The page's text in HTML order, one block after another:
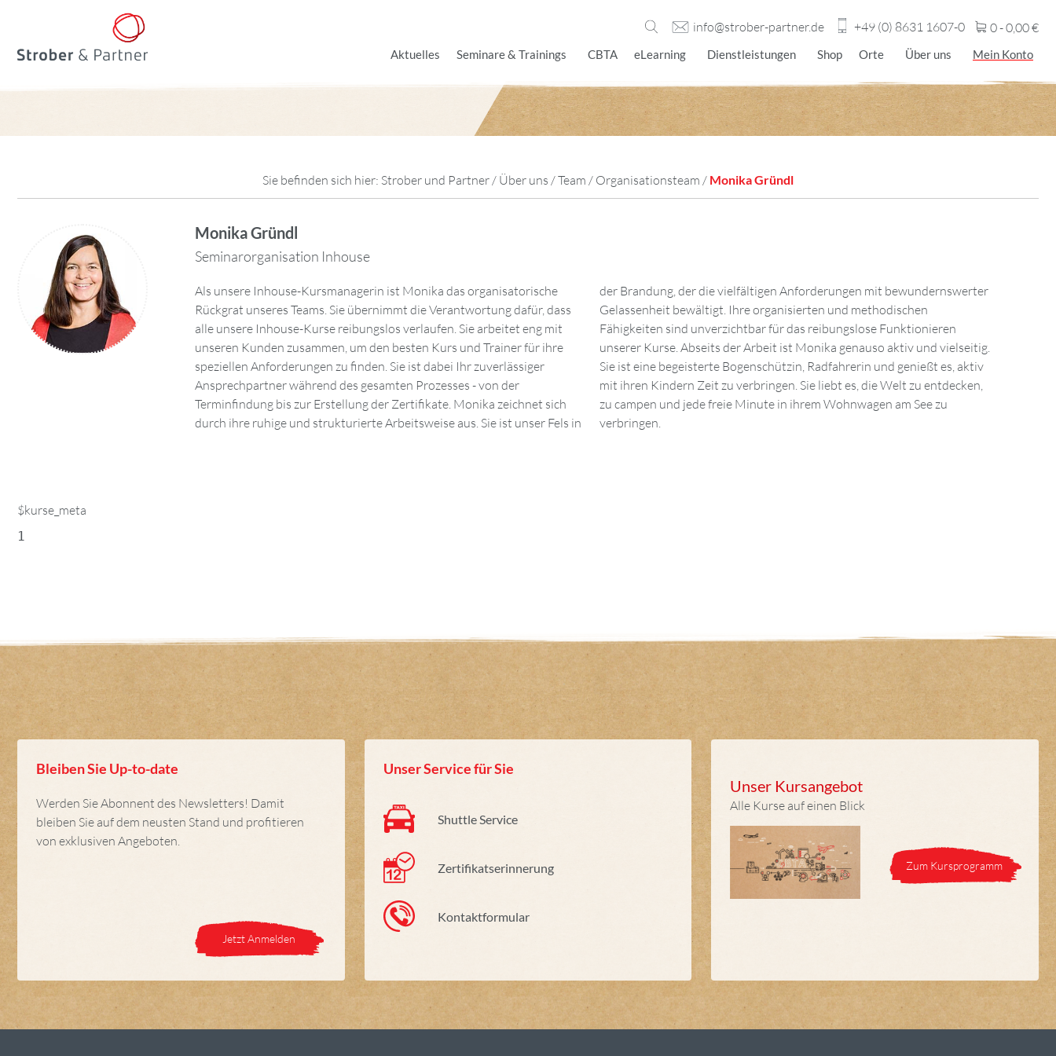
info@strober-partner.de +49 (0) 8631 1607-0 0 -0,00€
Aktuelles Seminare & Trainings CBTA eLearning Dienstleistungen Shop Orte Über uns Mein Konto
Sie befinden sich hier: Strober und Partner/ Über uns /Team / Organisationsteam / Monika Gründl
Monika Gründl
Seminarorganisation Inhouse
Als unsere Inhouse-Kursmanagerin ist Monika das organisatorische
Rückgrat unseres Teams. Sie übernimmt die Verantwortung dafür, dass
alle unsere Inhouse-Kurse reibungslos verlaufen. Sie arbeitet eng mit
unseren Kunden zusammen, um den besten Kurs und Trainer für ihre
speziellen Anforderungen zu finden. Sie ist dabei Ihr zuverlässiger
Ansprechpartner während des gesamten Prozesses - von der
Terminfindung bis zur Erstellung der Zertifikate. Monika zeichnet sich
durch ihre ruhige und strukturierte Arbeitsweise aus. Sie ist unser Fels in
der Brandung, der die vielfältigen Anforderungen mit bewundernswerter
Gelassenheit bewältigt. Ihre organisierten und methodischen
Fähigkeiten sind unverzichtbar für das reibungslose Funktionieren
unserer Kurse. Abseits der Arbeit ist Monika genauso aktiv und vielseitig.
Sie ist eine begeisterte Bogenschützin, Radfahrerin und genießt es, aktiv
mit ihren Kindern Zeit zu verbringen. Sie liebt es, die Welt zu entdecken,
zu campen und jede freie Minute in ihrem Wohnwagen am See zu
verbringen.
$kurse_meta
1
Bleiben Sie Up-to-date
Werden Sie Abonnent des Newsletters! Damit
bleiben Sie auf dem neusten Stand und profitieren
von exklusiven Angeboten.
Jetzt Anmelden
Unser Service für Sie
Shuttle Service
Zertifikatserinnerung
Kontaktformular
Unser Kursangebot
Alle Kurse auf einen Blick
Zum Kursprogramm